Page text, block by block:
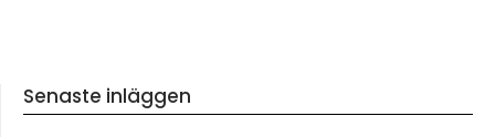
Senaste inläggen